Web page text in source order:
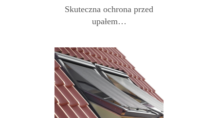
Skuteczna ochrona przed
upałem…